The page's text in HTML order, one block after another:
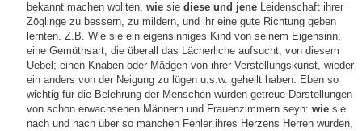
bekannt machen wollten, wie sie diese und jene Leidenschaft ihrer
Zöglinge zu bessern, zu mildern, und ihr eine gute Richtung geben
lernten. Z.B. Wie sie ein eigensinniges Kind von seinem Eigensinn;
eine Gemüthsart, die überall das Lächerliche aufsucht, von diesem
Uebel; einen Knaben oder Mädgen von ihrer Verstellungskunst, wieder
ein anders von der Neigung zu lügen u.s.w. geheilt haben. Eben so
wichtig für die Belehrung der Menschen würden getreue Darstellungen
von schon erwachsenen Männern und Frauenzimmern seyn: wie sie
nach und nach über so manchen Fehler ihres Herzens Herren wurden,